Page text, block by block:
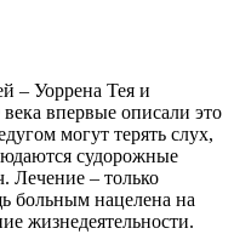
– Уоррена Тея и
впервые описали это
могут терять слух,
судорожные
Лечение – только
больным нацелена на
жизнедеятельности.